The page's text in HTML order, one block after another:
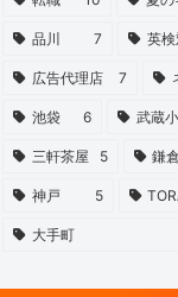
品川 7 英
広告代理店 7
池袋 6 武蔵
三軒茶屋 5 鎌
神戸 5
大手町